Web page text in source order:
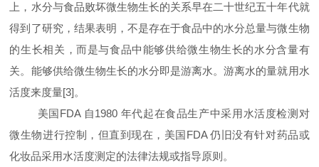
上，水分与食品败坏微生物生长的关系早在二十世纪五十年代就
得到了研究，结果表明，不是存在于食品中的水分总量与微生物
的生长相关，而是与食品中能够供给微生物生长的水分含量有
关。能够供给微生物生长的水分即是游离水。游离水的量就用水
活度来度量[3]。
美国FDA 自1980 年代起在食品生产中采用水活度检测对
微生物进行控制，但直到现在，美国FDA仍旧没有针对药品或
化妆品采用水活度测定的法律法规或指导原则。